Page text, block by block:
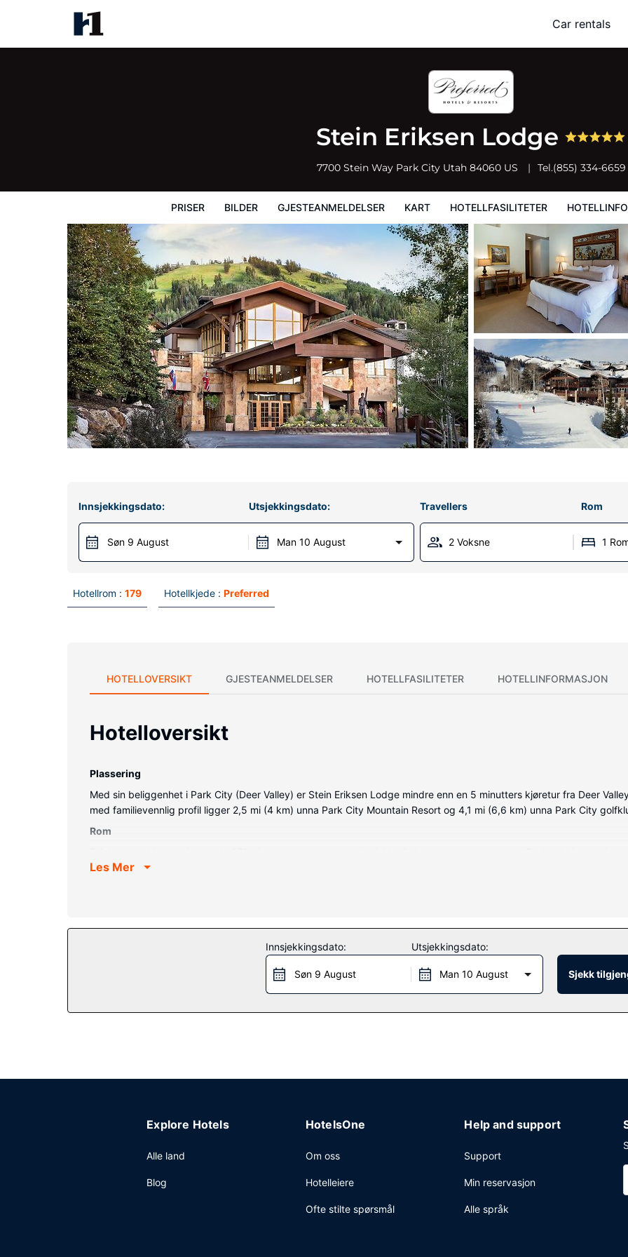
Car rentals
Stein Eriksen Lodge
7700 Stein Way Park City Utah 84060 US Tel.(855) 334-6659
PRISER BILDER GJESTEANMELDELSER KART HOTELLFASILITETER
Innsjekkingsdato:
Søn 9 August
Utsjekkingsdato:
Man 10 August
Travellers Rom
2 Voksne 1
Hotellrom : 179 Hotellkjede : Preferred
HOTELLOVERSIKT GJESTEANMELDELSER HOTELLFASILITETER HOTELLINFORMASJON
Hotelloversikt
Plassering
Med sin beliggenhet i Park City (Deer Valley) er Stein Eriksen Lodge mindre enn en 5 minutters kjøretur fra Deer
med familievennlig profil ligger 2,5 mi (4 km) unna Park City Mountain Resort og 4,1 mi (6,6 km) unna Park City
Rom
smart-TV med parabol-TV, og wi-fi (inkludert) sørger for at du kan holde deg oppdatert. Rommene har privat bad
utendørsbassenger og 2 boblebad. Dette resort-hotellet har dessuten wi-fi (inkludert), concierge-tjenester og et
Spis lunsj, middag eller brunsj i denne resortens restaurant, Glitretind. Du kan også få deg noe å spise på kafeen,
Rund av dagen med noe å drikke i baren/loungen.
Les Mer
Innsjekkingsdato:
Søn 9 August
Utsjekkingsdato:
Man 10 August Sjekk
Explore Hotels
Alle land
Blog
HotelsOne
Om oss
Hotelleiere
Ofte stilte spørsmål
Help and support
Support
Min reservasjon
Alle språk